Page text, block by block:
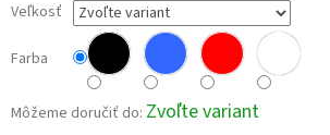
Veľkosť
Farba
Môžeme doručiť do: Zvoľte variant